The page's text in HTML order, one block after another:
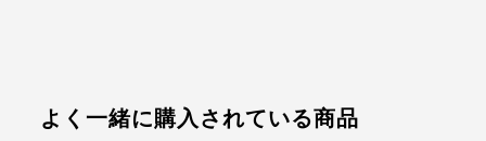
よく一緒に購入されている商品